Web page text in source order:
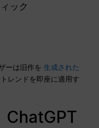
ック
ーは旧作を生成された
レンドを即座に適用す
ChatGPT